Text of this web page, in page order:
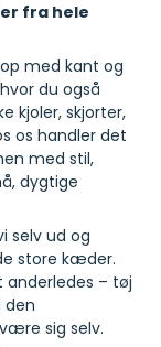
fra hele
med kant og
du også
kjoler, skjorter,
os handler det
med stil,
dygtige
selv ud og
store kæder.
anderledes – tøj
den
sig selv.